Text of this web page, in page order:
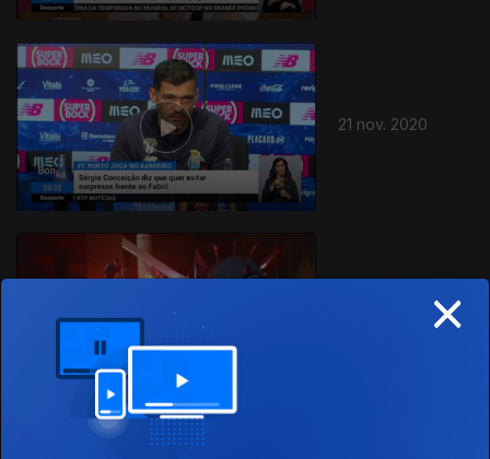
21 nov. 2020
×